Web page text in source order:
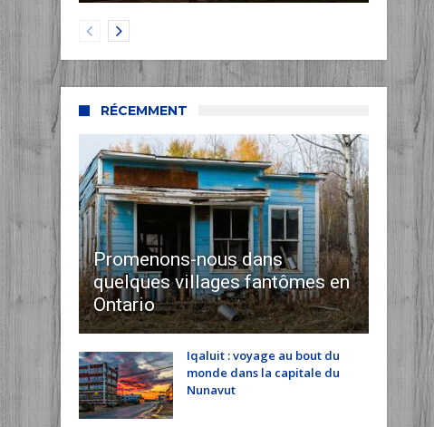
RÉCEMMENT
Promenons-nous dans
quelques villages fantômes en
Ontario
Iqaluit : voyage au bout du
monde dans la capitale du
Nunavut